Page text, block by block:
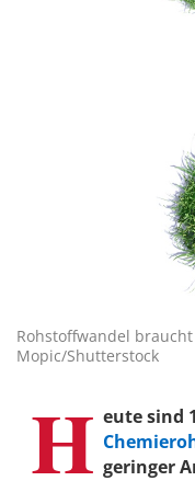
Rohstoffwandel
Mopic/Shutterstock
H eute sind
geringer